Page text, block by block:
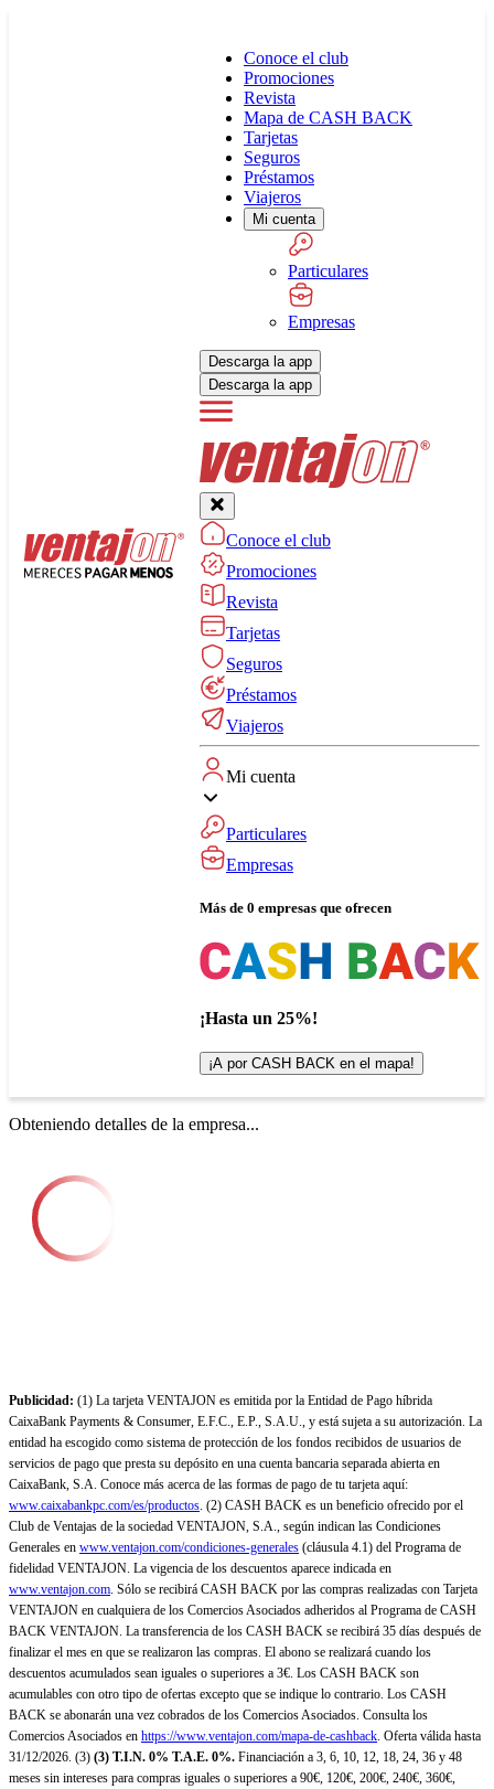
Conoce el club
Promociones
Revista
Mapa de CASH BACK
Tarjetas
Seguros
Préstamos
Viajeros
Mi cuenta
Particulares
Empresas
Descarga la app
Descarga la app
Conoce el club
Promociones
Revista
Tarjetas
Seguros
Préstamos
Viajeros
Mi cuenta
Particulares
Empresas
Más de 0 empresas que ofrecen
¡Hasta un 25%!
¡A por CASH BACK en el mapa!
Obteniendo detalles de la empresa...
Publicidad: (1) La tarjeta VENTAJON es emitida por la Entidad de Pago híbrida
CaixaBank Payments & Consumer, E.F.C., E.P., S.A.U., y está sujeta a su autorización. La
entidad ha escogido como sistema de protección de los fondos recibidos de usuarios de
servicios de pago que presta su depósito en una cuenta bancaria separada abierta en
CaixaBank, S.A. Conoce más acerca de las formas de pago de tu tarjeta aquí:
www.caixabankpc.com/es/productos. (2) CASH BACK es un beneficio ofrecido por el
Club de Ventajas de la sociedad VENTAJON, S.A., según indican las Condiciones
Generales en www.ventajon.com/condiciones-generales (cláusula 4.1) del Programa de
fidelidad VENTAJON. La vigencia de los descuentos aparece indicada en
www.ventajon.com. Sólo se recibirá CASH BACK por las compras realizadas con Tarjeta
VENTAJON en cualquiera de los Comercios Asociados adheridos al Programa de CASH
BACK VENTAJON. La transferencia de los CASH BACK se recibirá 35 días después de
finalizar el mes en que se realizaron las compras. El abono se realizará cuando los
descuentos acumulados sean iguales o superiores a 3€. Los CASH BACK son
acumulables con otro tipo de ofertas excepto que se indique lo contrario. Los CASH
BACK se abonarán una vez cobrados de los Comercios Asociados. Consulta los
Comercios Asociados en https://www.ventajon.com/mapa-de-cashback. Oferta válida hasta
31/12/2026. (3) (3) T.I.N. 0% T.A.E. 0%. Financiación a 3, 6, 10, 12, 18, 24, 36 y 48
meses sin intereses para compras iguales o superiores a 90€, 120€, 200€, 240€, 360€,